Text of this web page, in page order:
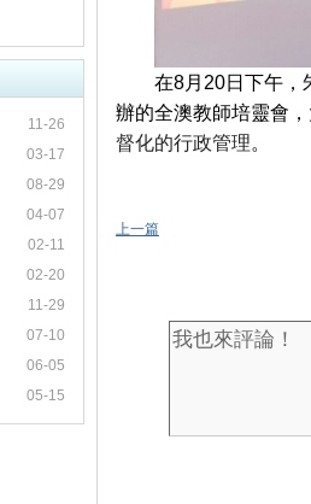
11-26
03-17
08-29
04-07
02-11
02-20
11-29
07-10
06-05
05-15
在8月 20日下午，
辦的全澳教師培靈會，
督化的行政管理。
上一篇